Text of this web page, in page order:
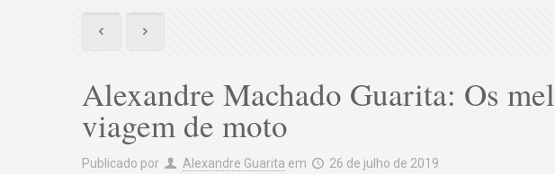
Alexandre Machado Guarita: Os
viagem de moto
Publicado por Alexandre Guarita em 26 de julho de 2019